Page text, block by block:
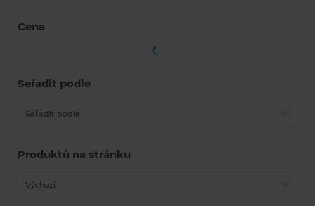
Cena
Seřadit podle
Seřadit podle
Produktů na stránku
Výchozí